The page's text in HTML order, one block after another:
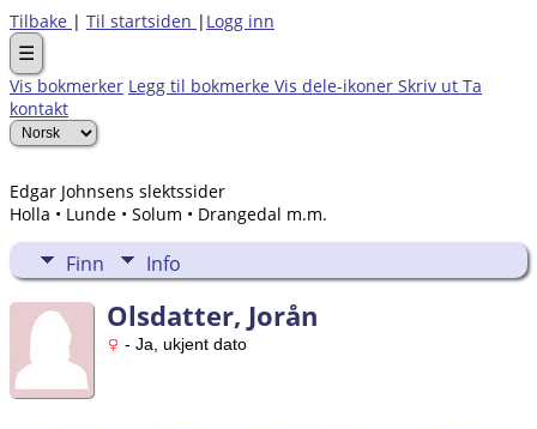
Tilbake | Til startsiden | Logg inn
☰
Vis bokmerker Legg til bokmerke Vis dele-ikoner Skriv ut Ta
kontakt
Edgar Johnsens slektssider
Holla • Lunde • Solum • Drangedal m.m.
Finn Info
Olsdatter, Jorån
- Ja, ukjent dato